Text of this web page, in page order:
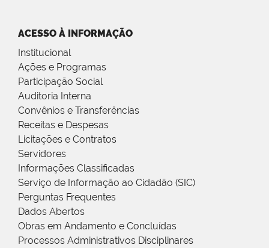
ACESSO À INFORMAÇÃO
Institucional
Ações e Programas
Participação Social
Auditoria Interna
Convênios e Transferências
Receitas e Despesas
Licitações e Contratos
Servidores
Informações Classificadas
Serviço de Informação ao Cidadão (SIC)
Perguntas Frequentes
Dados Abertos
Obras em Andamento e Concluídas
Processos Administrativos Disciplinares